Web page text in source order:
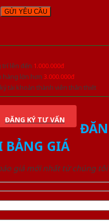
trí lên đến 1.000.000đ
hàng lớn hơn 3.000.000đ
tài khoản thành viên thân thiết
ĐĂNG KÝ TƯ VẤN
BẢNG GIÁ
giá mới nhất từ chúng tôi